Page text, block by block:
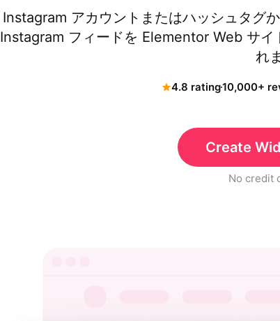
Instagram アカウントまたはハッシュタグ
Instagram フィードを Elementor Web サイ
れ
4.8 rating10,000+
Create
No credit